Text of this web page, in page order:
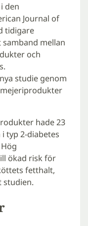
den
Journal of
tidigare
mellan
och
studie genom
hade 23
typ 2-diabetes
ökad risk för
fetthalt,
studien.